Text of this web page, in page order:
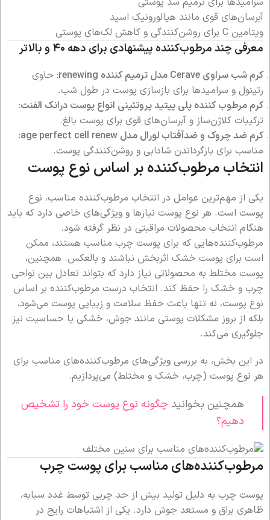
آبرسان‌های قوی مانند هیالورونیک اسید
ویتامین C برای روشن‌کنندگی و کاهش لک‌های پوستی
معرفی چند مرطوب‌کننده پیشنهادی برای دهه ۴۰ و بالاتر
کرم شب سراوی Cerave مدل ترمیم کننده renewing
: حاوی
رتینول و سرامیدها برای بازسازی پوست در طول شب.
کرم مرطوب کننده پلی پپتید پروتئینی انواع پوست درانک الفنت:
ترکیبات کلاژن‌ساز و آبرسان‌های قوی برای پوست بالغ.
کرم ضد چروک و ضدآفتاب لورال مدل age perfect cell renew
:
مناسب برای بازگرداندن شادابی و روشن‌کنندگی پوست.
انتخاب مرطوب‌کننده بر اساس نوع پوست
یکی از مهم‌ترین عوامل در انتخاب مرطوب‌کننده مناسب، نوع
پوست است. هر نوع پوست نیازها و ویژگی‌های خاصی دارد که باید
هنگام انتخاب محصولات مراقبتی در نظر گرفته شود.
مرطوب‌کننده‌هایی که برای پوست چرب مناسب هستند، ممکن
است برای پوست خشک اثربخش نباشند و بالعکس. همچنین،
پوست مختلط به محصولاتی نیاز دارد که بتواند تعادل بین نواحی
چرب و خشک را حفظ کند. انتخاب درست مرطوب‌کننده بر اساس
نوع پوست، نه تنها باعث حفظ سلامت و زیبایی پوست می‌شود،
بلکه از بروز مشکلات پوستی مانند جوش، خشکی یا حساسیت نیز
جلوگیری می‌کند.
در این بخش، به بررسی ویژگی‌های مرطوب‌کننده‌های مناسب برای
هر نوع پوست (چرب، خشک و مختلط) می‌پردازیم.
همچنین بخوانید چگونه نوع پوست خود را تشخیص
دهیم؟
مرطوب‌کننده‌های مناسب برای پوست چرب
پوست چرب به دلیل تولید بیش از حد چربی توسط غدد سبابه،
ظاهری براق و مستعد جوش دارد. یکی از اشتباهات رایج در